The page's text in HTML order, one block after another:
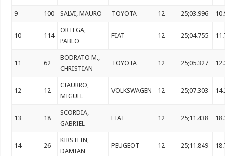
9 100 SALVI, MAURO TOYOTA 12 25;03.996
10 114
ORTEGA,
PABLO
FIAT 12 25;04.755
11 62
BODRATO M.,
CHRISTIAN
TOYOTA 12 25;05.327
12 12
CIAURRO,
MIGUEL
VOLKSWAGEN 12 25;07.303
13 18
SCORDIA,
GABRIEL
FIAT 12 25;11.438
14 26
KIRSTEIN,
DAMIAN
PEUGEOT 12 25;11.849